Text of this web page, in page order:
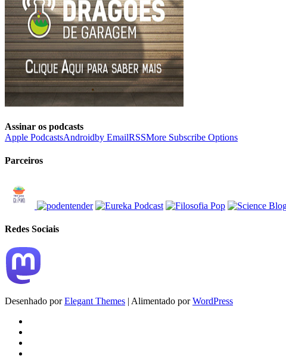
Assinar os podcasts
Apple PodcastsAndroidby EmailRSSMore Subscribe Options
Parceiros
Redes Sociais
Desenhado porElegant Themes | Alimentado porWordPress